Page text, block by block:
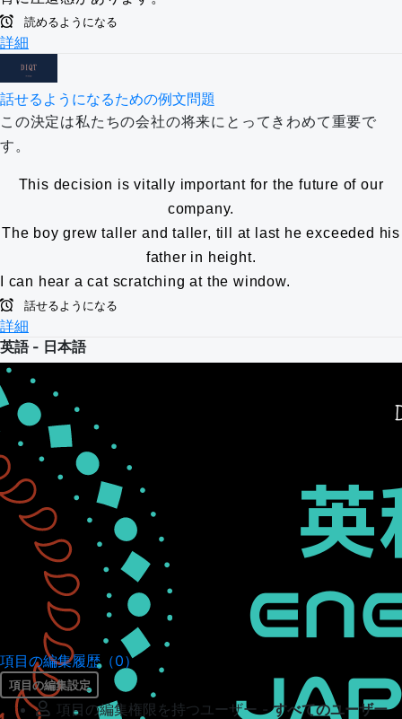
読めるようになる
詳細
話せるようになるための例文問題
この決定は私たちの会社の将来にとってきわめて重要で
す。
This decision is vitally important for the future of our
company.
The boy grew taller and taller, till at last he exceeded his
father in height.
I can hear a cat scratching at the window.
話せるようになる
詳細
英語 - 日本語
項目の編集履歴（0）
項目の編集設定
項目の編集権限を持つユーザー -すべてのユーザー